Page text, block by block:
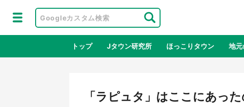
トップ Jタウン研究所 ほっこりタウン 地元
地域×二次元
「ラピュタ」はここにあっ